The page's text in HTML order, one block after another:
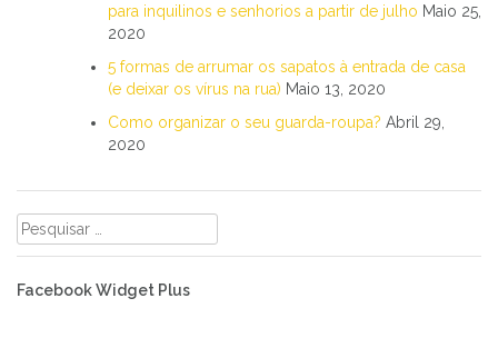
para inquilinos e senhorios a partir de julho Maio 25,
2020
5 formas de arrumar os sapatos à entrada de casa
(e deixar os vírus na rua) Maio 13, 2020
Como organizar o seu guarda-roupa? Abril 29,
2020
Pesquisar
por:
Facebook Widget Plus